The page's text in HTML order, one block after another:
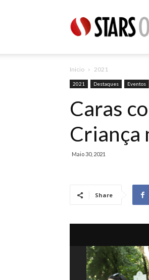
Online
Inicio 2021
2021 Destaques Eventos
Caras
Criança
Maio 30, 2021
Share